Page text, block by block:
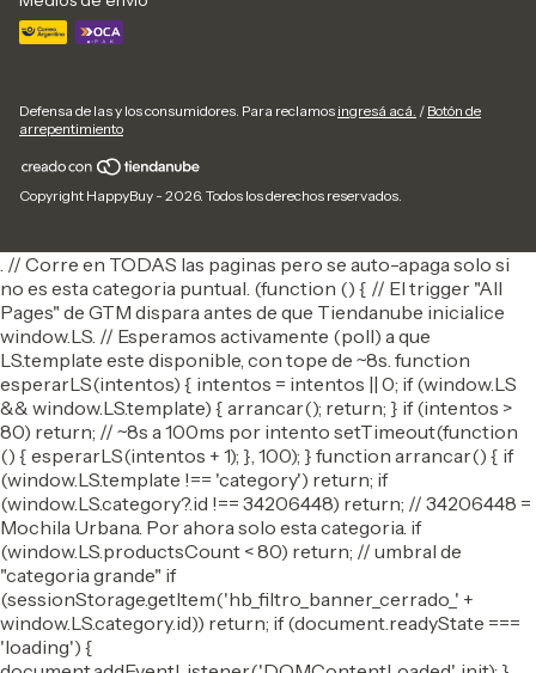
Defensa de las y los consumidores. Para reclamos ingresá acá. / Botón de
arrepentimiento
Copyright HappyBuy - 2026. Todos los derechos reservados.
. // Corre en TODAS las paginas pero se auto-apaga solo si
no es esta categoria puntual. (function () { // El trigger "All
Pages" de GTM dispara antes de que Tiendanube inicialice
window.LS. // Esperamos activamente (poll) a que
LS.template este disponible, con tope de ~8s. function
esperarLS(intentos) { intentos = intentos || 0; if (window.LS
&& window.LS.template) { arrancar(); return; } if (intentos >
80) return; // ~8s a 100ms por intento setTimeout(function
() { esperarLS(intentos + 1); }, 100); } function arrancar() { if
(window.LS.template !== 'category') return; if
(window.LS.category?.id !== 34206448) return; // 34206448 =
Mochila Urbana. Por ahora solo esta categoria. if
(window.LS.productsCount < 80) return; // umbral de
"categoria grande" if
(sessionStorage.getItem('hb_filtro_banner_cerrado_' +
window.LS.category.id)) return; if (document.readyState ===
'loading') {